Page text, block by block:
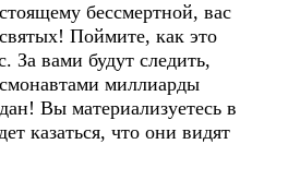
бессмертной, вас
Поймите, как это
За вами будут следить,
миллиарды
Вы материализуетесь в
казаться, что они видят